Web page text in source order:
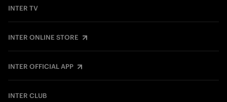
INTER TV
INTER ONLINE STORE
INTER OFFICIAL APP
INTER CLUB